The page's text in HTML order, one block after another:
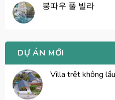
붕따우 풀 빌라
DỰ ÁN MỚI
Villa trệt không